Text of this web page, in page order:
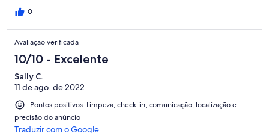
0
Avaliação verificada
10/10 - Excelente
Sally C.
11 de ago. de 2022
Pontos positivos: Limpeza, check-in, comunicação, localização e
precisão do anúncio
Traduzir com o Google